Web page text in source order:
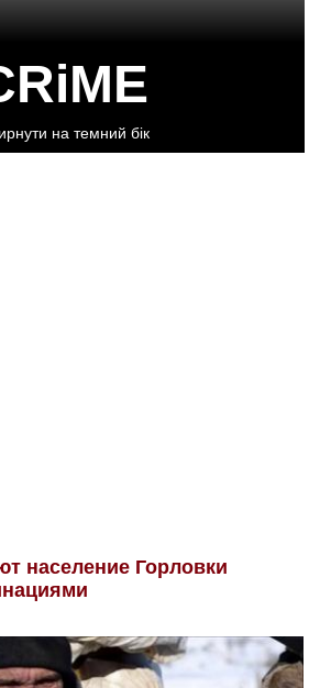
на темний бік
население Горловки